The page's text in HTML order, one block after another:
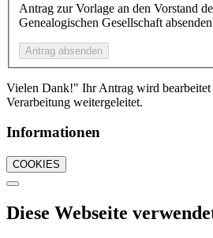
Antrag zur Vorlage an den Vorstand
Genealogischen Gesellschaft
Vielen Dank!" Ihr Antrag wird bearbeitet
Verarbeitung weitergeleitet.
Informationen
COOKIES
Diese Webseite